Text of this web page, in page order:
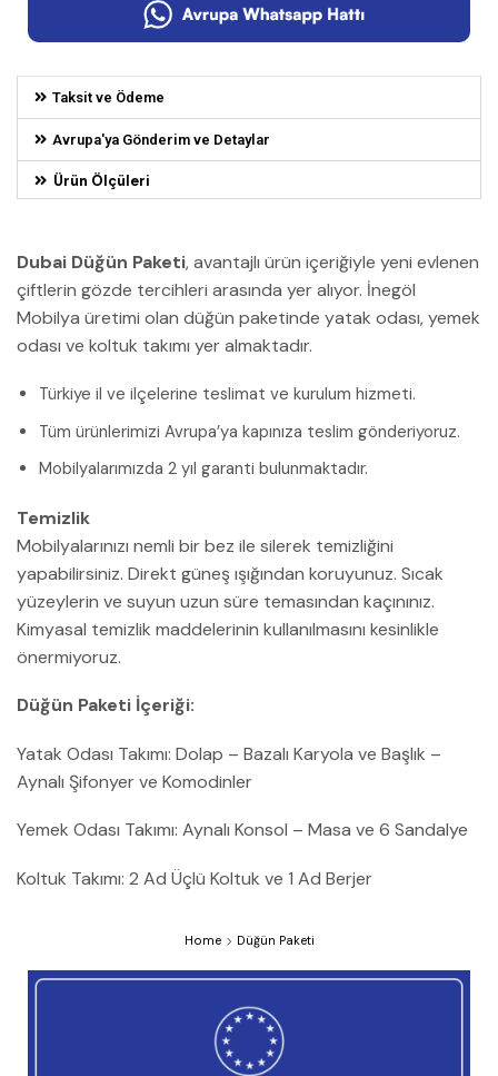
Taksit ve Ödeme
Avrupa'ya Gönderim ve Detaylar
Ürün Ölçüleri
Dubai Düğün Paketi, avantajlı ürün içeriğiyle yeni evlenen
çiftlerin gözde tercihleri arasında yer alıyor. İnegöl
Mobilya üretimi olan düğün paketinde yatak odası, yemek
odası ve koltuk takımı yer almaktadır.
Türkiye il ve ilçelerine teslimat ve kurulum hizmeti.
Tüm ürünlerimizi Avrupa’ya kapınıza teslim gönderiyoruz.
Mobilyalarımızda 2 yıl garanti bulunmaktadır.
Temizlik
Mobilyalarınızı nemli bir bez ile silerek temizliğini
yapabilirsiniz. Direkt güneş ışığından koruyunuz. Sıcak
yüzeylerin ve suyun uzun süre temasından kaçınınız.
Kimyasal temizlik maddelerinin kullanılmasını kesinlikle
önermiyoruz.
Düğün Paketi İçeriği:
Yatak Odası Takımı: Dolap – Bazalı Karyola ve Başlık –
Aynalı Şifonyer ve Komodinler
Yemek Odası Takımı: Aynalı Konsol – Masa ve 6 Sandalye
Koltuk Takımı: 2 Ad Üçlü Koltuk ve 1 Ad Berjer
Home Düğün Paketi